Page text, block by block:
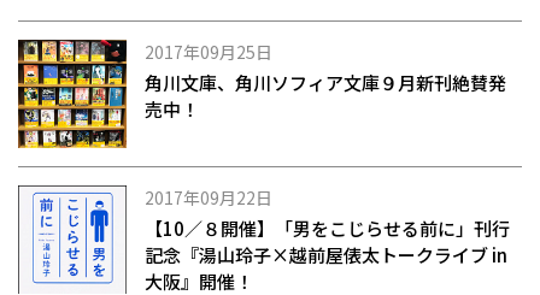
2017年09月25日
角川文庫、角川ソフィア文庫９月新刊絶賛発
売中！
2017年09月22日
【10／８開催】「男をこじらせる前に」刊行
記念『湯山玲子×越前屋俵太トークライブ in
大阪』開催！